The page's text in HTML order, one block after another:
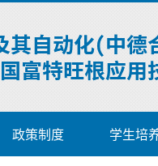
政策制度 学生培